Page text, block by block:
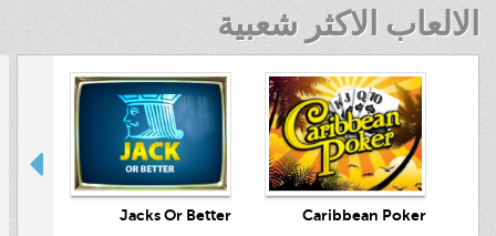
الالعاب الاكثر شعبية
Caribbean Poker
Jacks Or Better